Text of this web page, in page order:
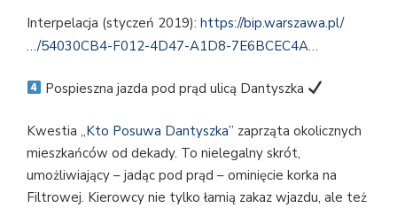
Interpelacja (styczeń 2019): https://bip.warszawa.pl/
…/54030CB4-F012-4D47-A1D8-7E6BCEC4A…
Pospieszna jazda pod prąd ulicą Dantyszka
Kwestia „Kto Posuwa Dantyszka” zaprząta okolicznych
mieszkańców od dekady. To nielegalny skrót,
umożliwiający – jadąc pod prąd – ominięcie korka na
Filtrowej. Kierowcy nie tylko łamią zakaz wjazdu, ale też